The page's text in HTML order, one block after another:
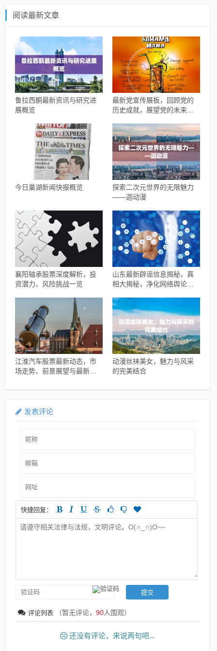
阅读最新文章
鲁拉西酮最新资讯与研究进
展概览
最新党宣传展板，回顾党的
历史成就，展望党的未来发
今日巢湖新闻快报概览
探索二次元世界的无限魅力
——迦动漫
襄阳轴承股票深度解析，投
资潜力、风险挑战一览
山东最新辟谣信息揭秘，真
相大揭秘，净化网络舆论风
江淮汽车股票最新动态，市
场走势、前景展望与最新消
动漫丝袜美女，魅力与风采
的完美结合
发表评论
快捷回复：
评论列表 （暂无评论，90人围观）
还没有评论，来说两句吧...